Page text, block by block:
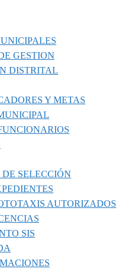
GESTION
DISTRITAL
Y METAS
SELECCIÓN
AUTORIZADOS
SIS